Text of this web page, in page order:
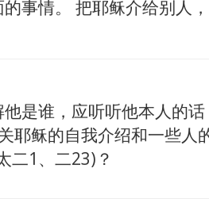
事情。 把耶稣介给别人
是谁，应听听他本人的
耶稣的自我介绍和一些人
二1、二23)？